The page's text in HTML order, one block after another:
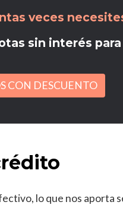
veces
sin interés
CON DESCUENTO
lo que nos aporta